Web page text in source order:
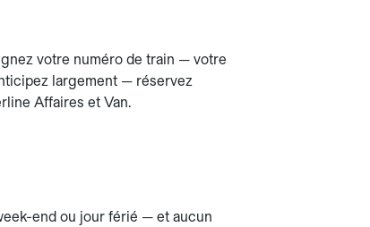
votre numéro de train — votre
largement — réservez
Affaires et Van.
end ou jour férié — et aucun